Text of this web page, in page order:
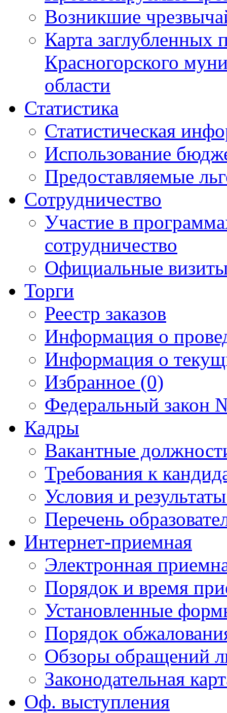
Возникшие
Карта
Красногорского
области
Статистика
Статистическая
Использование
Предоставляемые
Сотрудничество
Участие в
сотрудничество
Официальные
Торги
Реестр заказов
Информация о
Информация о
Избранное (0)
Федеральный закон
Кадры
Вакантные
Требования к
Условия и
Перечень
Интернет-приемная
Электронная
Порядок и время
Установленные
Порядок
Обзоры обращений
Законодательная
Оф. выступления